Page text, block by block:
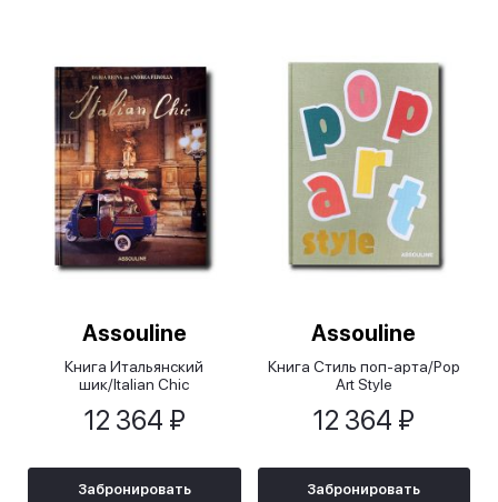
Assouline
Книга Итальянский
шик/Italian Chic
12 364 ₽
Забронировать
Assouline
Книга Стиль поп-арта/Pop
Art Style
12 364 ₽
Забронировать